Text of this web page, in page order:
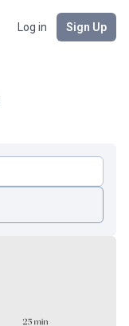
Log in Sign Up